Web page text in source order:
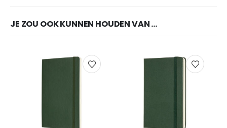
JE ZOU OOK KUNNEN HOUDEN VAN …